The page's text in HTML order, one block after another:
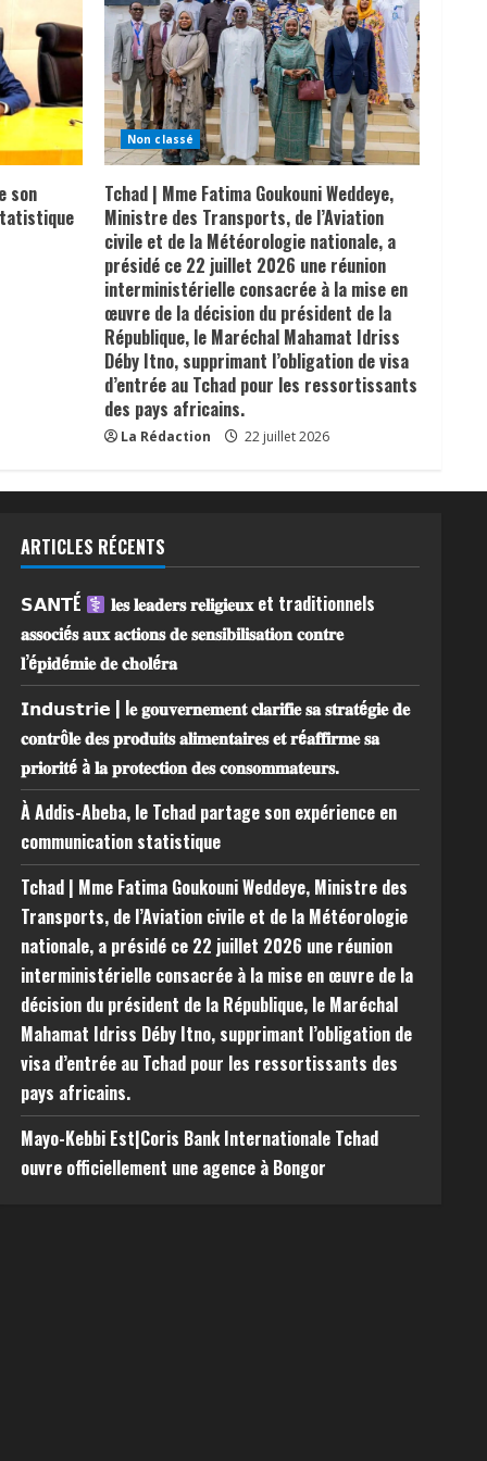
son
Non classé
Tchad | Mme Fatima Goukouni Weddeye,
Ministre des Transports, de l’Aviation
civile et de la Météorologie nationale, a
présidé ce 22 juillet 2026 une réunion
interministérielle consacrée à la mise en
œuvre de la décision du président de la
République, le Maréchal Mahamat Idriss
Déby Itno, supprimant l’obligation de visa
d’entrée au Tchad pour les ressortissants
des pays africains.
La Rédaction 22 juillet 2026
ARTICLES RÉCENTS
𝗦𝗔𝗡𝗧É
𝐥𝐞𝐬 𝐥𝐞𝐚𝐝𝐞𝐫𝐬 𝐫𝐞𝐥𝐢𝐠𝐢𝐞𝐮𝐱 et traditionnels
𝐚𝐬𝐬𝐨𝐜𝐢é𝐬 𝐚𝐮𝐱 𝐚𝐜𝐭𝐢𝐨𝐧𝐬 𝐝𝐞 𝐬𝐞𝐧𝐬𝐢𝐛𝐢𝐥𝐢𝐬𝐚𝐭𝐢𝐨𝐧 𝐜𝐨𝐧𝐭𝐫𝐞
𝐥’é𝐩𝐢𝐝é𝐦𝐢𝐞 𝐝𝐞 𝐜𝐡𝐨𝐥é𝐫𝐚
𝗜𝗻𝗱𝘂𝘀𝘁𝗿𝗶𝗲 | l𝐞 𝐠𝐨𝐮𝐯𝐞𝐫𝐧𝐞𝐦𝐞𝐧𝐭 𝐜𝐥𝐚𝐫𝐢𝐟𝐢𝐞 𝐬𝐚 𝐬𝐭𝐫𝐚𝐭é𝐠𝐢𝐞 𝐝𝐞
𝐜𝐨𝐧𝐭𝐫ô𝐥𝐞 𝐝𝐞𝐬 𝐩𝐫𝐨𝐝𝐮𝐢𝐭𝐬 𝐚𝐥𝐢𝐦𝐞𝐧𝐭𝐚𝐢𝐫𝐞𝐬 𝐞𝐭 𝐫é𝐚𝐟𝐟𝐢𝐫𝐦𝐞 𝐬𝐚
𝐩𝐫𝐢𝐨𝐫𝐢𝐭é à 𝐥𝐚 𝐩𝐫𝐨𝐭𝐞𝐜𝐭𝐢𝐨𝐧 𝐝𝐞𝐬 𝐜𝐨𝐧𝐬𝐨𝐦𝐦𝐚𝐭𝐞𝐮𝐫𝐬.
À Addis-Abeba, le Tchad partage son expérience en
communication statistique
Tchad | Mme Fatima Goukouni Weddeye, Ministre des
Transports, de l’Aviation civile et de la Météorologie
nationale, a présidé ce 22 juillet 2026 une réunion
interministérielle consacrée à la mise en œuvre de la
décision du président de la République, le Maréchal
Mahamat Idriss Déby Itno, supprimant l’obligation de
visa d’entrée au Tchad pour les ressortissants des
pays africains.
Mayo-Kebbi Est|Coris Bank Internationale Tchad
ouvre officiellement une agence à Bongor